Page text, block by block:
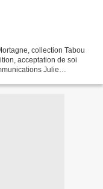
collection Tabou
acceptation de soi
Julie